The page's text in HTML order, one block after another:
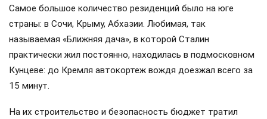
Самое большое количество резиденций было на юге
страны: в Сочи, Крыму, Абхазии. Любимая, так
называемая «Ближняя дача», в которой Сталин
практически жил постоянно, находилась в подмосковном
Кунцеве: до Кремля автокортеж вождя доезжал всего за
15 минут.
На их строительство и безопасность бюджет тратил